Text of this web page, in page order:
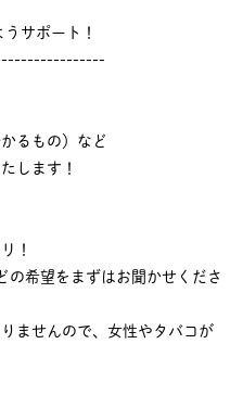
サポート！
るもの）など
します！
！
の希望をまずはお聞かせくださ
ませんので、女性やタバコが